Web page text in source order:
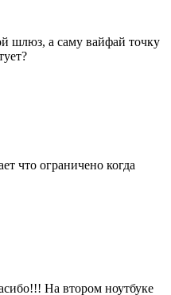
шлюз, а саму вайфай точку
что ограничено когда
На втором ноутбуке